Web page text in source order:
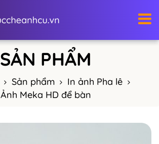
Sản phẩm
In ảnh Pha lê
Ảnh Meka HD để bàn